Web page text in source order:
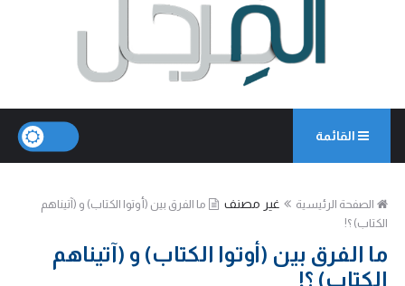
القائمة
الصفحة الرئيسية غير مصنف
ما الفرق بين (أوتوا الكتاب) و (آتيناهم
الكتاب) ؟!
ما الفرق بين (أوتوا الكتاب) و (آتيناهم
الكتاب) ؟!